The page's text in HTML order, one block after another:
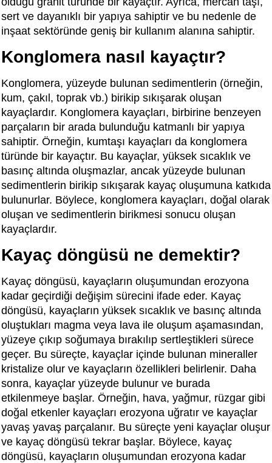
sert ve dayanıklı bir yapıya sahiptir ve bu nedenle de
inşaat sektöründe geniş bir kullanım alanına sahiptir.
Konglomera nasıl kayaçtır?
Konglomera, yüzeyde bulunan sedimentlerin (örneğin,
kum, çakıl, toprak vb.) birikip sıkışarak oluşan
kayaçlardır. Konglomera kayaçları, birbirine benzeyen
parçaların bir arada bulunduğu katmanlı bir yapıya
sahiptir. Örneğin, kumtaşı kayaçları da konglomera
türünde bir kayaçtır. Bu kayaçlar, yüksek sıcaklık ve
basınç altında oluşmazlar, ancak yüzeyde bulunan
sedimentlerin birikip sıkışarak kayaç oluşumuna katkıda
bulunurlar. Böylece, konglomera kayaçları, doğal olarak
oluşan ve sedimentlerin birikmesi sonucu oluşan
kayaçlardır.
Kayaç döngüsü ne demektir?
Kayaç döngüsü, kayaçların oluşumundan erozyona
kadar geçirdiği değişim sürecini ifade eder. Kayaç
döngüsü, kayaçların yüksek sıcaklık ve basınç altında
oluştukları magma veya lava ile oluşum aşamasından,
yüzeye çıkıp soğumaya bırakılıp sertleştikleri sürece
geçer. Bu süreçte, kayaçlar içinde bulunan mineraller
kristalize olur ve kayaçların özellikleri belirlenir. Daha
sonra, kayaçlar yüzeyde bulunur ve burada
etkilenmeye başlar. Örneğin, hava, yağmur, rüzgar gibi
doğal etkenler kayaçları erozyona uğratır ve kayaçlar
yavaş yavaş parçalanır. Bu süreçte yeni kayaçlar oluşur
ve kayaç döngüsü tekrar başlar. Böylece, kayaç
döngüsü, kayaçların oluşumundan erozyona kadar